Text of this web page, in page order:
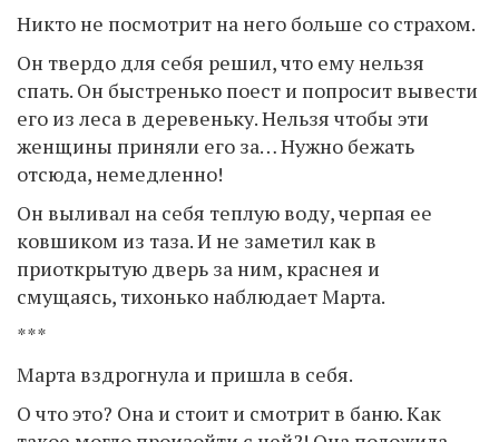
Никто не посмотрит на него больше со страхом.
Он твердо для себя решил, что ему нельзя
спать. Он быстренько поест и попросит вывести
его из леса в деревеньку. Нельзя чтобы эти
женщины приняли его за… Нужно бежать
отсюда, немедленно!
Он выливал на себя теплую воду, черпая ее
ковшиком из таза. И не заметил как в
приоткрытую дверь за ним, краснея и
смущаясь, тихонько наблюдает Марта.
***
Марта вздрогнула и пришла в себя.
О что это? Она и стоит и смотрит в баню. Как